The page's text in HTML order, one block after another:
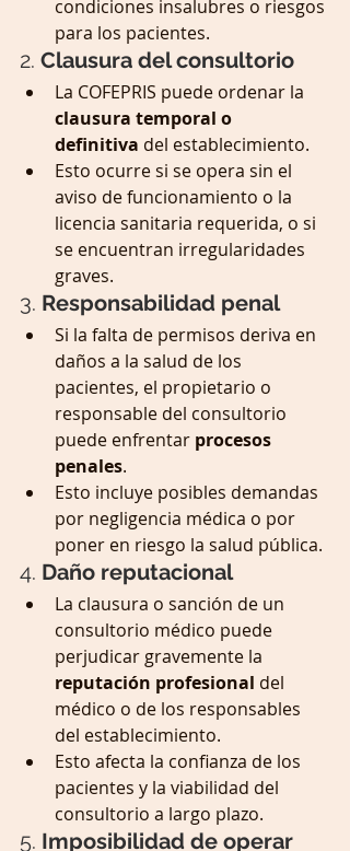
condiciones insalubres o riesgos
para los pacientes.
2. Clausura del consultorio
La COFEPRIS puede ordenar la
clausura temporal o
definitiva del establecimiento.
Esto ocurre si se opera sin el
aviso de funcionamiento o la
licencia sanitaria requerida, o si
se encuentran irregularidades
graves.
3. Responsabilidad penal
Si la falta de permisos deriva en
daños a la salud de los
pacientes, el propietario o
responsable del consultorio
puede enfrentar procesos
penales.
Esto incluye posibles demandas
por negligencia médica o por
poner en riesgo la salud pública.
4. Daño reputacional
La clausura o sanción de un
consultorio médico puede
perjudicar gravemente la
reputación profesional del
médico o de los responsables
del establecimiento.
Esto afecta la confianza de los
pacientes y la viabilidad del
consultorio a largo plazo.
5. Imposibilidad de operar